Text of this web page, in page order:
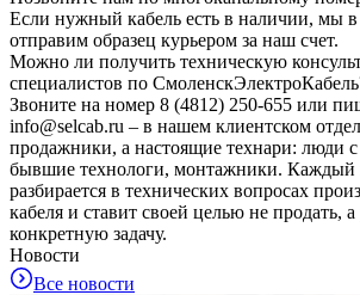
Если нужный кабель есть в наличии, мы в
отправим образец курьером за наш счет.
Можно ли получить техническую
специалистов по
Звоните на номер 8 (4812) 250-655 или
info@selcab.ru – в нашем клиентском
продажники, а настоящие технари: люди с
бывшие технологи, монтажники. Каждый
разбирается в технических вопросах
кабеля и ставит своей целью не продать,
конкретную задачу.
Новости
Все новости